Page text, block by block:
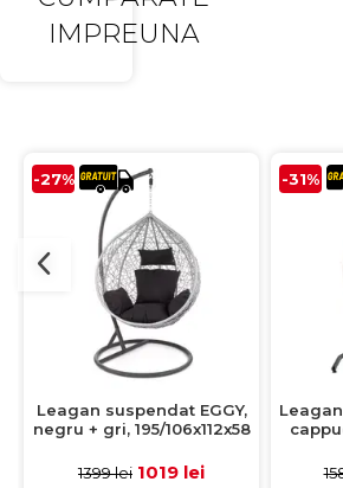
IMPREUNA
-27%
Leagan suspendat EGGY,
negru + gri, 195/106x112x58
1399 lei 1019 lei
-31%